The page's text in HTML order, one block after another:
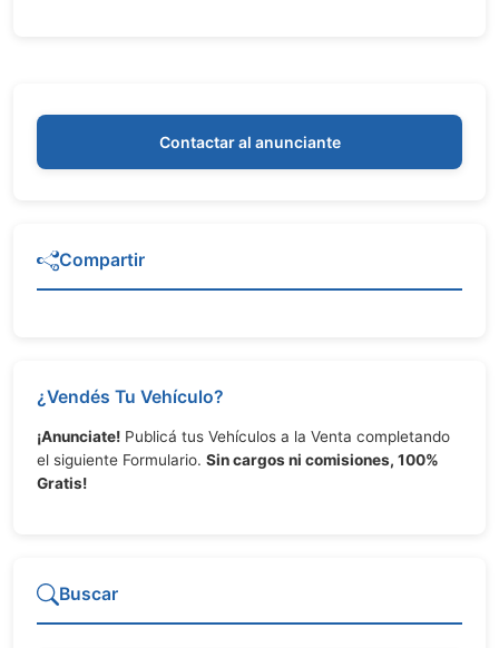
Contactar al anunciante
Compartir
¿Vendés Tu Vehículo?
¡Anunciate! Publicá tus Vehículos a la Venta completando
el siguiente Formulario. Sin cargos ni comisiones, 100%
Gratis!
Buscar